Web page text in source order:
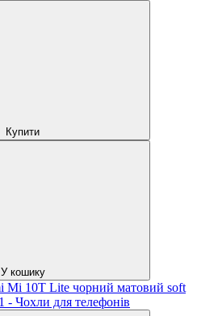
Купити
У кошику